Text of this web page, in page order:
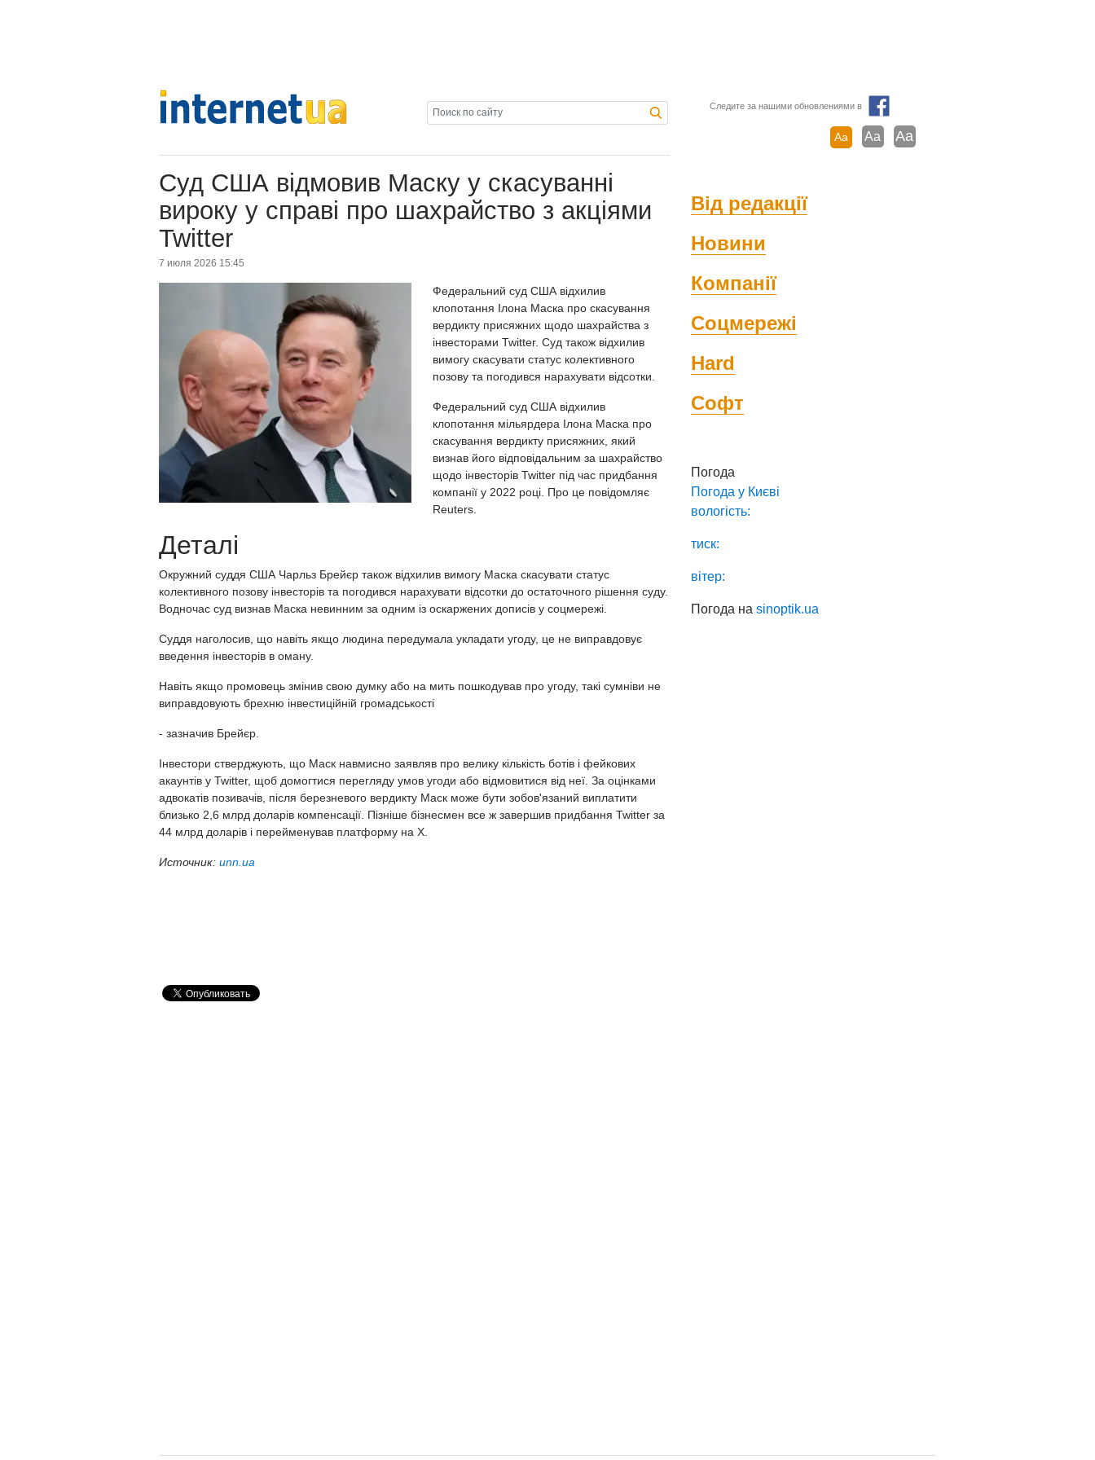
Следите за нашими обновлениями в
Aa Aa Aa
Суд США відмовив Маску у скасуванні
вироку у справі про шахрайство з акціями
Twitter
7 июля 2026 15:45
Федеральний суд США відхилив
клопотання Ілона Маска про скасування
вердикту присяжних щодо шахрайства з
інвесторами Twitter. Суд також відхилив
вимогу скасувати статус колективного
позову та погодився нарахувати відсотки.
Федеральний суд США відхилив
клопотання мільярдера Ілона Маска про
скасування вердикту присяжних, який
визнав його відповідальним за шахрайство
щодо інвесторів Twitter під час придбання
компанії у 2022 році. Про це повідомляє
Reuters.
Деталі
Окружний суддя США Чарльз Брейєр також відхилив вимогу Маска скасувати статус
колективного позову інвесторів та погодився нарахувати відсотки до остаточного рішення суду.
Водночас суд визнав Маска невинним за одним із оскаржених дописів у соцмережі.
Суддя наголосив, що навіть якщо людина передумала укладати угоду, це не виправдовує
введення інвесторів в оману.
Навіть якщо промовець змінив свою думку або на мить пошкодував про угоду, такі сумніви не
виправдовують брехню інвестиційній громадськості
- зазначив Брейєр.
Інвестори стверджують, що Маск навмисно заявляв про велику кількість ботів і фейкових
акаунтів у Twitter, щоб домогтися перегляду умов угоди або відмовитися від неї. За оцінками
адвокатів позивачів, після березневого вердикту Маск може бути зобов'язаний виплатити
близько 2,6 млрд доларів компенсації. Пізніше бізнесмен все ж завершив придбання Twitter за
44 млрд доларів і перейменував платформу на X.
Источник: unn.ua
Від редакції
Новини
Компанії
Соцмережі
Hard
Софт
Погода
Погода у Києві
вологість:
тиск:
вітер:
Погода наsinoptik.ua